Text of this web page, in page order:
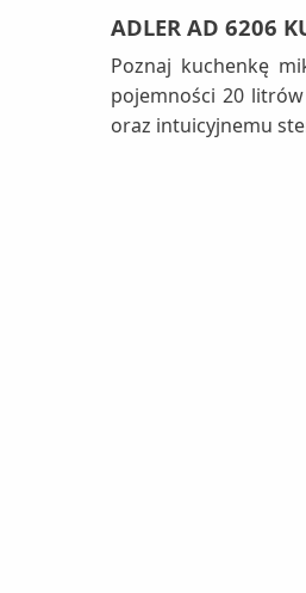
ADLER AD 6206
Poznaj kuchenkę
pojemności 20
oraz intuicyjnemu